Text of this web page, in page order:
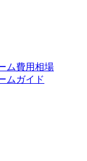
ム費用相場
ムガイド